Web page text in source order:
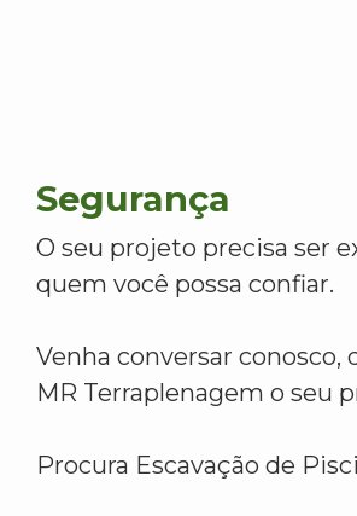
Segurança
O seu projeto precisa ser
quem você possa confiar.
Venha conversar
MR Terraplenagem o seu
Procura Escavação de